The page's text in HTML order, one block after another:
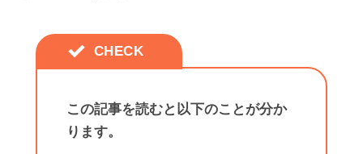
この記事を読むと以下のことが分か
ります。